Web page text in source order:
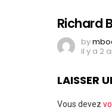
Richard
by
il y a 2
LAISSER
Vous devez